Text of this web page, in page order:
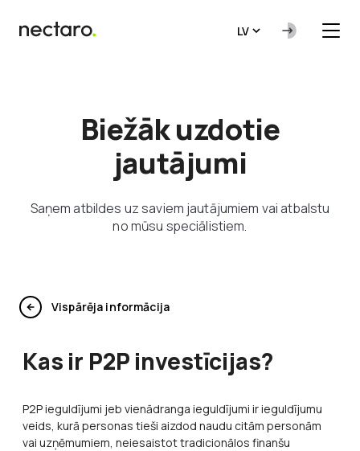
LV
Biežāk uzdotie
jautājumi
Saņem atbildes uz saviem jautājumiem vai atbalstu
no mūsu speciālistiem.
Vispārēja informācija
Kas ir P2P investīcijas?
P2P ieguldījumi jeb vienādranga ieguldījumi ir ieguldījumu
veids, kurā personas tieši aizdod naudu citām personām
vai uzņēmumiem, neiesaistot tradicionālos finanšu